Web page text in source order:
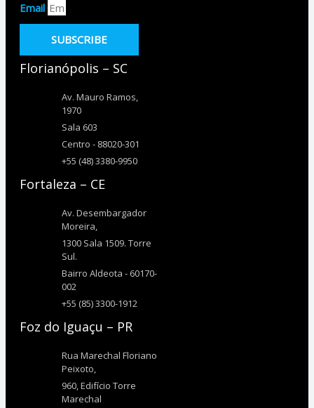
Email
SUBSCRIBE
Florianópolis – SC
Av. Mauro Ramos,
1970
Sala 603
Centro - 88020-301
+55 (48) 3380-9950
Fortaleza – CE
Av. Desembargador
Moreira,
1300 Sala 1509. Torre
Sul.
Bairro Aldeota - 60170-
002
+55 (85) 3300-1912
Foz do Iguaçu – PR
Rua Marechal Floriano
Peixoto,
960, Edifício Torre
Marechal